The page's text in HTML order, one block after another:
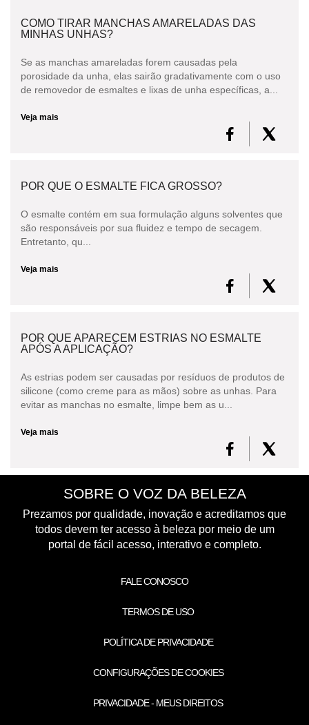
COMO TIRAR MANCHAS AMARELADAS DAS
MINHAS UNHAS?
Se as manchas amareladas forem causadas pela
porosidade da unha, elas sairão gradativamente com o uso
de removedor de esmaltes e lixas de unha específicas, a...
Veja mais
POR QUE O ESMALTE FICA GROSSO?
O esmalte contém em sua formulação alguns solventes que
são responsáveis por sua fluidez e tempo de secagem.
Entretanto, qu...
Veja mais
POR QUE APARECEM ESTRIAS NO ESMALTE
APÓS A APLICAÇÃO?
As estrias podem ser causadas por resíduos de produtos de
silicone (como creme para as mãos) sobre as unhas. Para
evitar as manchas no esmalte, limpe bem as u...
Veja mais
SOBRE O VOZ DA BELEZA
Prezamos por qualidade, inovação e acreditamos que
todos devem ter acesso à beleza por meio de um
portal de fácil acesso, interativo e completo.
FALE CONOSCO
TERMOS DE USO
POLÍTICA DE PRIVACIDADE
CONFIGURAÇÕES DE COOKIES
PRIVACIDADE - MEUS DIREITOS